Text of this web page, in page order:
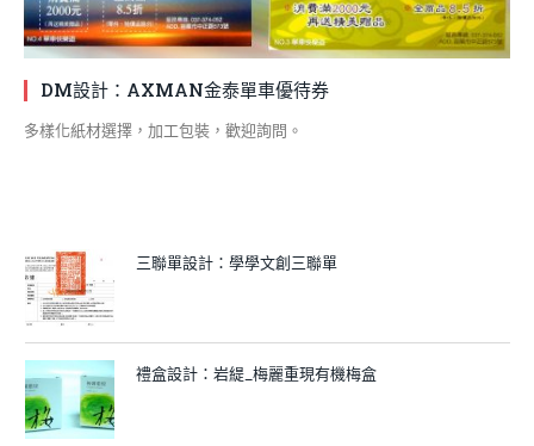
DM設計：AXMAN金泰單車優待券
多樣化紙材選擇，加工包裝，歡迎詢問。
三聯單設計：學學文創三聯單
禮盒設計：岩緹_梅麗重現有機梅盒